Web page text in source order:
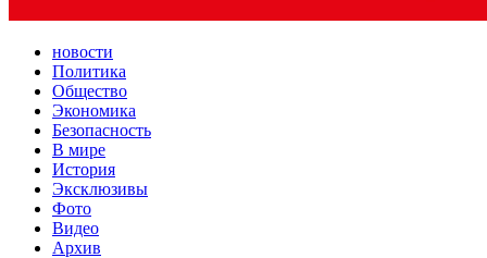
новости
Политика
Общество
Экономика
Безопасность
В мире
История
Эксклюзивы
Фото
Видео
Архив